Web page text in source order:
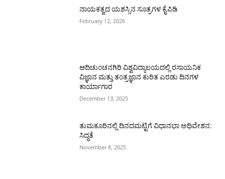
ನಾಯಕತ್ವದ ಯಶಸ್ಸಿನ ಸೂತ್ರಗಳ ಕೈಪಿಡಿ
February 12, 2026
ಆದಿಚುಂಚನಗಿರಿ ವಿಶ್ವವಿದ್ಯಾಲಯದಲ್ಲಿ ರಸಾಯನಿಕ
ವಿಜ್ಞಾನ ಮತ್ತು ತಂತ್ರಜ್ಞಾನ ಕುರಿತ ಎರಡು ದಿನಗಳ
ಕಾರ್ಯಾಗಾರ
December 13, 2025
ತುಮಕೂರಿನಲ್ಲಿ ದಿನದಮಟ್ಟಿಗೆ ವಿಧಾನಭಾ ಅಧಿವೇಶನ:
ಸಿದ್ಧತೆ
November 8, 2025